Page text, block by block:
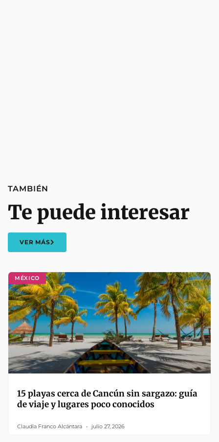
MÉXICO
15 playas cerca de Cancún sin sargazo: guía
de viaje y lugares poco conocidos
Claudia Franco Alcántara julio 27, 2026
TAMBIÉN
Te puede interesar
VER MÁS